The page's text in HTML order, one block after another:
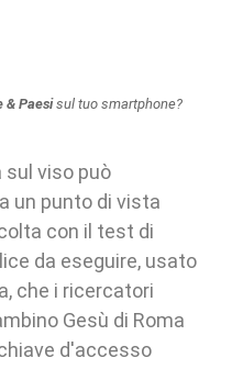
& Paesisul tuo smartphone?
sul viso può
un punto di vista
con il test di
da eseguire, usato
che i ricercatori
Gesù di Roma
d'accesso